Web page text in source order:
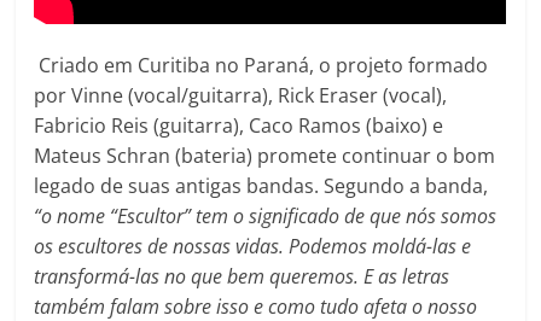
Criado em Curitiba no Paraná, o projeto formado
por Vinne (vocal/guitarra), Rick Eraser (vocal),
Fabricio Reis (guitarra), Caco Ramos (baixo) e
Mateus Schran (bateria) promete continuar o bom
legado de suas antigas bandas. Segundo a banda,
“o nome “Escultor” tem o significado de que nós somos
os escultores de nossas vidas. Podemos moldá-las e
transformá-las no que bem queremos. E as letras
também falam sobre isso e como tudo afeta o nosso